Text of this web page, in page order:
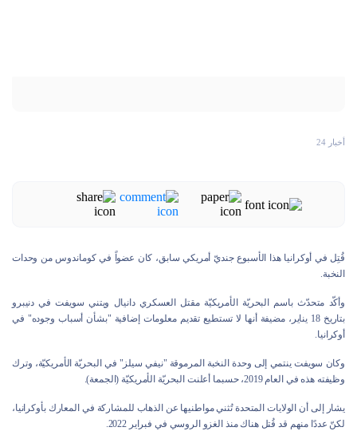
أخبار 24
قُتِل في أوكرانيا هذا الأسبوع جنديّ أمريكي سابق، كان عضواً في كوماندوس من وحدات
النخبة.
وأكّد متحدّث باسم البحريّة الأمريكيّة مقتل العسكري دانيال ويتني سويفت في دنيبرو
بتاريخ 18 يناير، مضيفة أنها لا تستطيع تقديم معلومات إضافية "بشأن أسباب وجوده" في
أوكرانيا.
وكان سويفت ينتمي إلى وحدة النخبة المرموقة "نيفي سيلز" في البحريّة الأمريكيّة، وترك
وظيفته هذه في العام 2019، حسبما أعلنت البحريّة الأمريكيّة (الجمعة).
يشار إلى أن الولايات المتحدة تُثني مواطنيها عن الذهاب للمشاركة في المعارك بأوكرانيا،
لكنّ عددًا منهم قد قُتل هناك منذ الغزو الروسي في فبراير 2022.